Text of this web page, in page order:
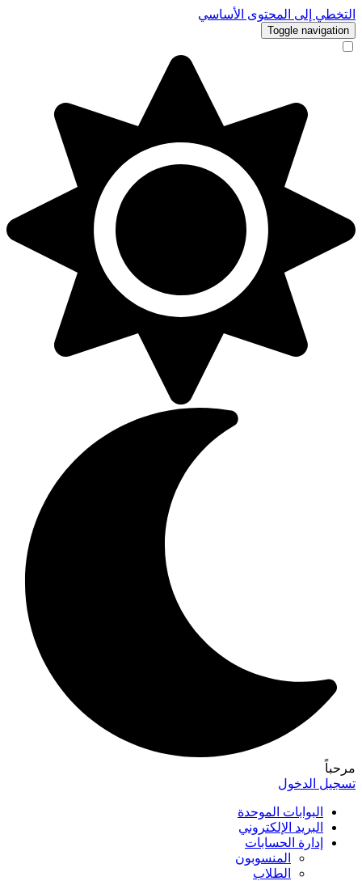
التخطي إلى المحتوى الأساسي
Toggle navigation
مرحباً
تسجيل الدخول
البوابات الموحدة
البريد الإلكتروني
إدارة الحسابات
المنسوبون
الطلاب